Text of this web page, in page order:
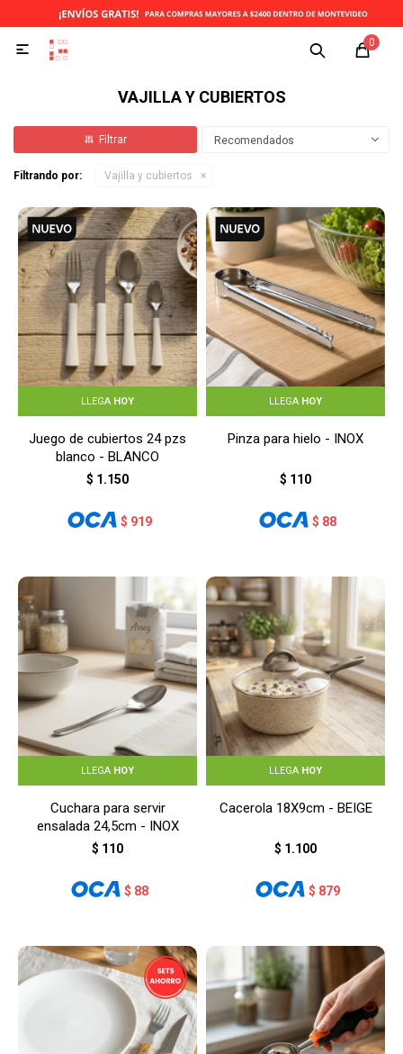
0

VAJILLA Y CUBIERTOS
Recomendados
Filtrando por: Vajilla y cubiertos
LLEGA HOY
Juego de cubiertos 24 pzs
blanco - BLANCO
$ 1.150
$ 919
LLEGA HOY
Pinza para hielo - INOX
$ 110
$ 88
LLEGA HOY
Cuchara para servir
ensalada 24,5cm - INOX
$ 110
$ 88
LLEGA HOY
Cacerola 18X9cm - BEIGE
$ 1.100
$ 879